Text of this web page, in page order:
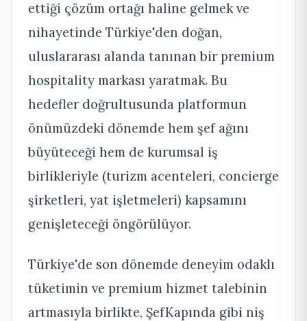
ettiği çözüm ortağı haline gelmek ve
nihayetinde Türkiye'den doğan,
uluslararası alanda tanınan bir premium
hospitality markası yaratmak. Bu
hedefler doğrultusunda platformun
önümüzdeki dönemde hem şef ağını
büyüteceği hem de kurumsal iş
birlikleriyle (turizm acenteleri, concierge
şirketleri, yat işletmeleri) kapsamını
genişleteceği öngörülüyor.
Türkiye'de son dönemde deneyim odaklı
tüketimin ve premium hizmet talebinin
artmasıyla birlikte, ŞefKapında gibi niş